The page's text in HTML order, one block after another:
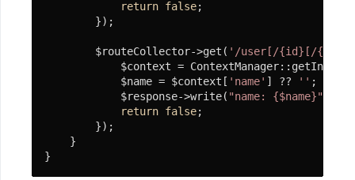
return false;
        });
        $routeCollector->get(
'/user[/{id}[/
$context =
            $name = $context[
'name' ] ?? '' ;
            $response->write(
"name: {$name}"
return false;
        });
    }
}